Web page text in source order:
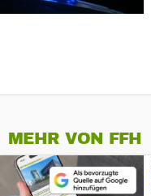
MEHR VON FFH